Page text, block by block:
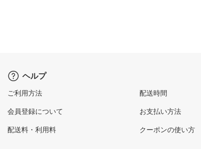
ヘルプ
ご利用方法
会員登録について
配送料・利用料
配送時間
お支払い方法
クーポンの使い方